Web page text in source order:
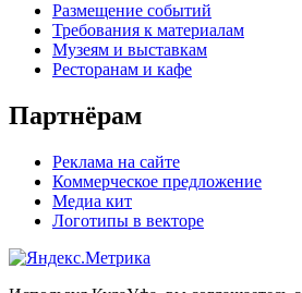
Размещение событий
Требования к материалам
Музеям и выставкам
Ресторанам и кафе
Партнёрам
Реклама на сайте
Коммерческое предложение
Медиа кит
Логотипы в векторе